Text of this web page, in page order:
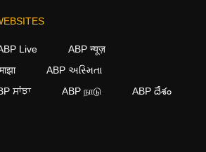
Live
ABP न्यूज़
ABP અસ્મિતા
ਸਾਂਝਾ ABP நாடு ABP దేశం
your experience, analyze